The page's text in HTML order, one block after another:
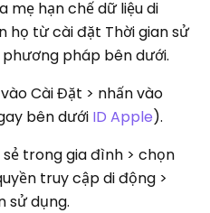
hạn chế dữ liệu di
họ từ cài đặt Thời gian sử
pháp bên dưới.
Cài Đặt > nhấn vào
bên dưới ID Apple).
trong gia đình > chọn
truy cập di động >
sử dụng.